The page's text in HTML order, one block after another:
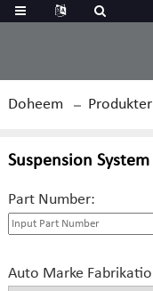
Doheem Produkter
Suspension System
Part Number:
Auto Marke